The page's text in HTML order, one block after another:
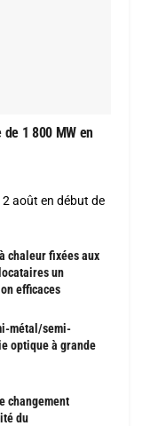
1 800 MW en
août en début de
chaleur fixées aux
un
efficaces
métal/semi-
optique à grande
changement
du